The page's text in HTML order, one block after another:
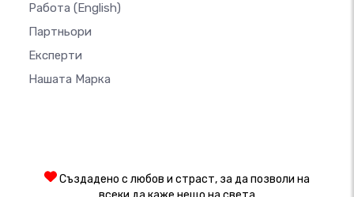
Работа (English)
Партньори
Експерти
Нашата Марка
Създадено с любов и страст, за да позволи на